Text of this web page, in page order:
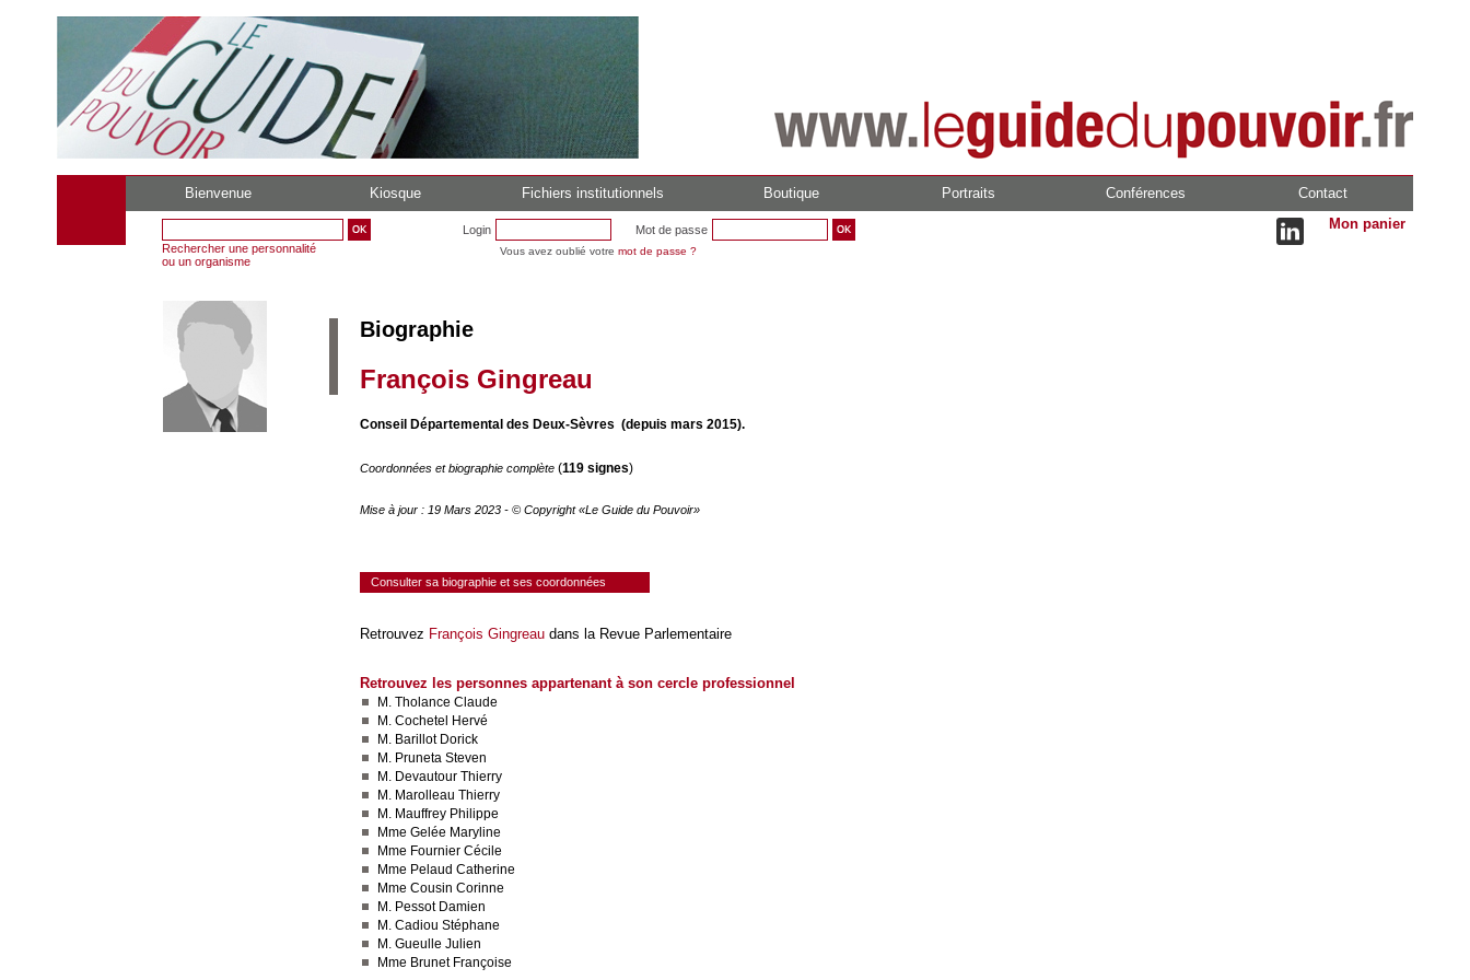
Bienvenue Kiosque Fichiers institutionnels Boutique Portraits Conférences Contact
Rechercher une personnalité
ou un organisme
Login Mot de passe
Vous avez oublié votre mot de passe ?
Mon panier
Biographie
François Gingreau
Conseil Départemental des Deux-Sèvres (depuis mars 2015).
Coordonnées et biographie complète (119 signes)
Mise à jour : 19 Mars 2023 - © Copyright «Le Guide du Pouvoir»
Consulter sa biographie et ses coordonnées
Retrouvez François Gingreau dans la Revue Parlementaire
Retrouvez les personnes appartenant à son cercle professionnel
M. Tholance Claude
M. Cochetel Hervé
M. Barillot Dorick
M. Pruneta Steven
M. Devautour Thierry
M. Marolleau Thierry
M. Mauffrey Philippe
Mme Gelée Maryline
Mme Fournier Cécile
Mme Pelaud Catherine
Mme Cousin Corinne
M. Pessot Damien
M. Cadiou Stéphane
M. Gueulle Julien
Mme Brunet Françoise